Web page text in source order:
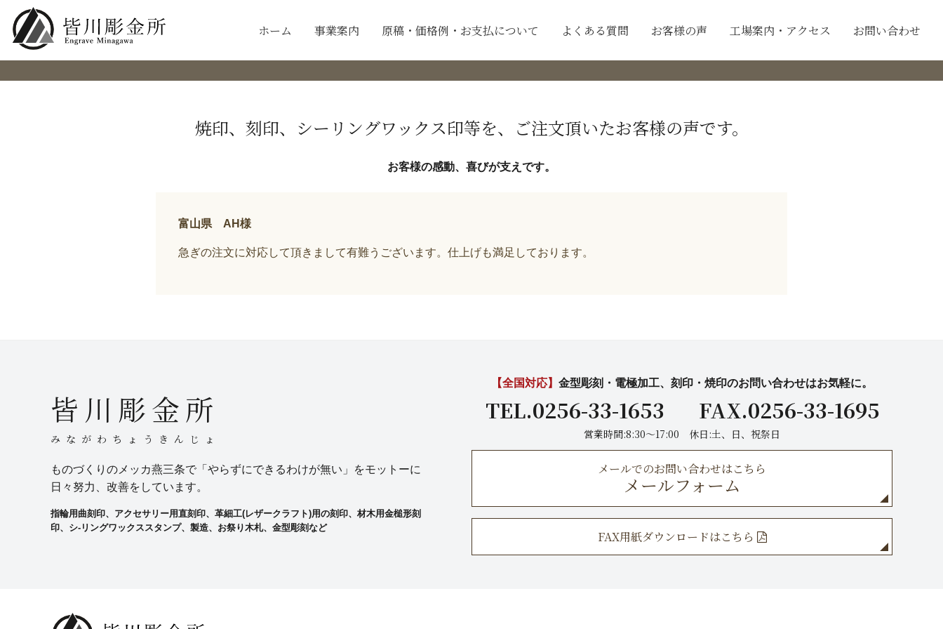
ホーム 事業案内 原稿・価格例・お支払について よくある質問 お客様の声 工場案内・アクセス お問い合わせ
富山県 AH様
焼印、刻印、シーリングワックス印等を、ご注文頂いたお客様の声です。
お客様の感動、喜びが支えです。
富山県 AH様
急ぎの注文に対応して頂きまして有難うございます。仕上げも満足しております。
皆川彫金所
みながわちょうきんじょ
ものづくりのメッカ燕三条で「やらずにできるわけが無い」をモットーに
日々努力、改善をしています。
指輪用曲刻印、アクセサリー用直刻印、革細工(レザークラフト)用の刻印、材木用金槌形刻
印、シ-リングワックススタンプ、製造、お祭り木札、金型彫刻など
【全国対応】 金型彫刻・電極加工、刻印・焼印のお問い合わせはお気軽に。
TEL.0256-33-1653 FAX.0256-33-1695
営業時間:8:30～17:00 休日:土、日、祝祭日
メールでのお問い合わせはこちら
メールフォーム
FAX用紙ダウンロードはこちら